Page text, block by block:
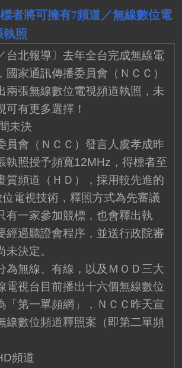
者將可擁有7頻道／無線數位電
執照
台北報導〕去年全台完成無線電
國家通訊傳播委員會（ＮＣＣ）
兩張無線數位電視頻道執照，未
可有更多選擇！
未決
員會（ＮＣＣ）發言人虞孝成昨
執照授予頻寬12MHz，得標者至
質頻道（ＨＤ），採用較先進的
電視技術，釋照方式為先審議
有一家參加競標，也會釋出執
經過聽證會程序，並送行政院審
決定。
為無線、有線，以及ＭＯＤ三大
電視台目前播出十六個無線數位
「第一單頻網」，ＮＣＣ昨天宣
線數位頻道釋照案（即第二單頻
頻道